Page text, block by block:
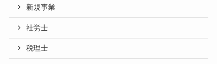
新規事業
社労士
税理士